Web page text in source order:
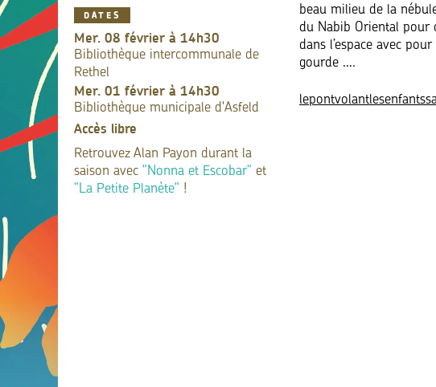
DATES
mer. 08 février à 14h30
Bibliothèque intercommunale de
Rethel
mer. 01 février à 14h30
Bibliothèque municipale d'Asfeld
Accès libre
Retrouvez Alan Payon durant la
saison avec "Nonna et Escobar" et
"La Petite Planète" !
beau milieu de la
du Nabib Oriental pour
dans l’espace avec
gourde ….